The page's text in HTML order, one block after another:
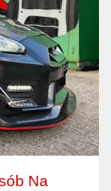
Na